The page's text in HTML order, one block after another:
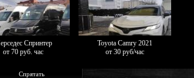
Спринтер
от 70 руб. час
Toyota Camry 2021
от 30 руб/час
Спрятать